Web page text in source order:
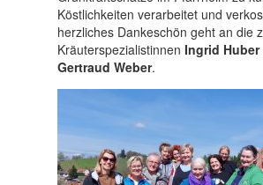
Köstlichkeiten verarbeitet und
herzliches Dankeschön geht an die
Kräuterspezialistinnen Ingrid Huber
Gertraud Weber.